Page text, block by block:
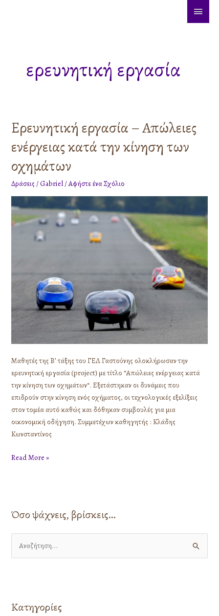
ερευνητική εργασία
Ερευνητική εργασία – Απώλειες
ενέργειας κατά την κίνηση των
οχημάτων
Δράσεις /Gabriel/Αφήστε ένα Σχόλιο
Μαθητές της Β’ τάξης του ΓΕΛ Γαστούνης ολοκλήρωσαν την
ερευνητική εργασία (project) με τίτλο “Απώλειες ενέργειας κατά
την κίνηση των οχημάτων“. Εξετάστηκαν οι δυνάμεις που
επιδρούν στην κίνηση ενός οχήματος, οι τεχνολογικές εξελίξεις
στον τομέα αυτό καθώς και δόθηκαν συμβουλές για μια
οικονομική οδήγηση. Συμμετέχων καθηγητής : Κλάδης
Κωνσταντίνος
Ερευνητική
εργασία
–
ενέργειας
κατά
την
κίνηση
των
οχημάτων
Read More »
Όσο ψάχνεις, βρίσκεις…
ή
Κατηγορίες